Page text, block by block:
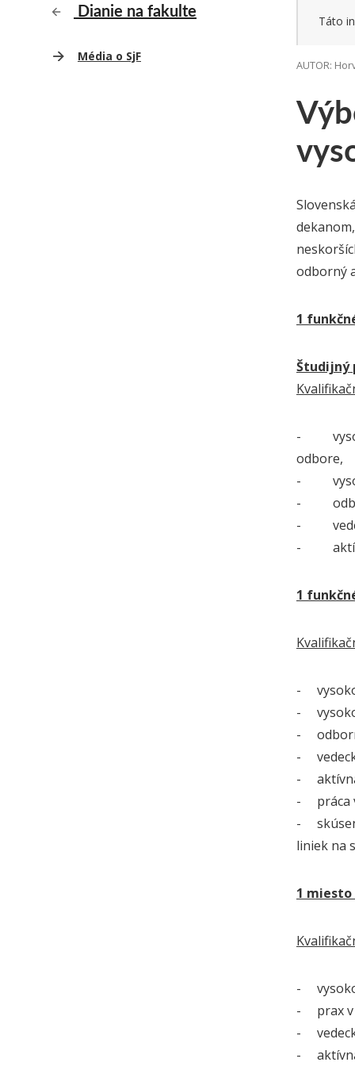
Dianie na fakulte
Média o SjF
Táto
AUTOR:
odborný
1
Študijný
-
odbore,
-
-
-
-
1
-
-
-
-
- aktívna
- práca v
-
liniek na
1
-
- prax v
-
- aktívna